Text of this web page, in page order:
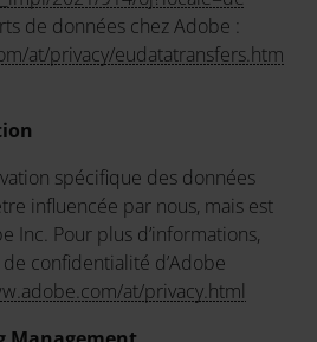
de données chez Adobe :
at/privacy/eudatatransfers.htm
spécifique des données
influencée par nous, mais est
Inc. Pour plus d’informations,
confidentialité d’Adobe
at/privacy.html